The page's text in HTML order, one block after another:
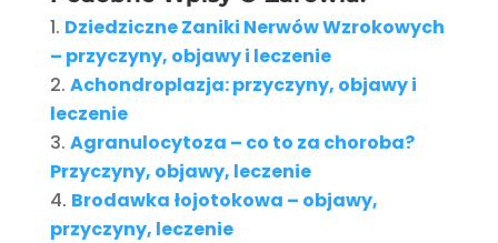
Dziedziczne Zaniki Nerwów Wzrokowych
– przyczyny, objawy i leczenie
Achondroplazja: przyczyny, objawy i
leczenie
Agranulocytoza – co to za choroba?
Przyczyny, objawy, leczenie
Brodawka łojotokowa – objawy,
przyczyny, leczenie